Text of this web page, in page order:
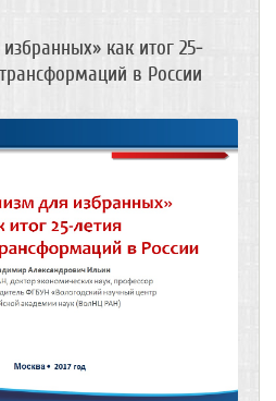
как итог 25-
в России